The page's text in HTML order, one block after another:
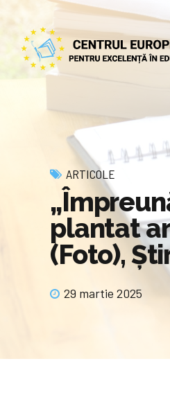
ARTICOLE
plantat
(Foto),
29 martie 2025